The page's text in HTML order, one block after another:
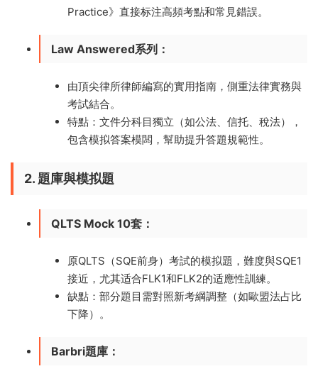
Practice》直接标注高頻考點和常見錯誤。
Law Answered系列 ：
由頂尖律所律師編寫的實用指南，側重法律實務與
考試結合。
特點：文件分科目獨立（如公法、信托、稅法），
包含模拟答案模闆，幫助提升答題規範性。
2. 題庫與模拟題
QLTS Mock 10套 ：
原QLTS（SQE前身）考試的模拟題，難度與SQE1
接近，尤其适合FLK1和FLK2的适應性訓練。
缺點：部分題目需對照新考綱調整（如歐盟法占比
下降）。
Barbri題庫 ：